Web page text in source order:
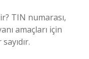
TIN numarası,
amaçları için